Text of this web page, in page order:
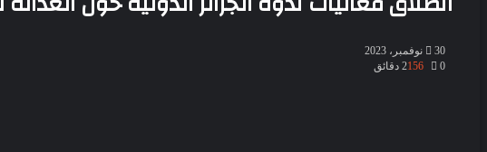
30 نوفمبر، 2023
0
1562 دقائق